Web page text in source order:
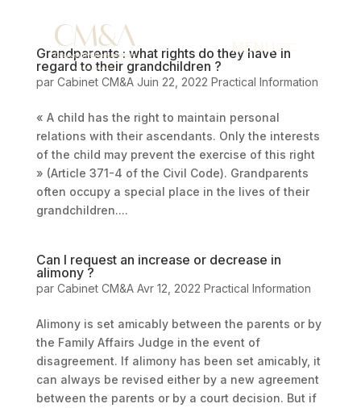
MENU
Grandparents : what rights do they have in
regard to their grandchildren ?
par Cabinet CM&A Juin 22, 2022 Practical Information
« A child has the right to maintain personal
relations with their ascendants. Only the interests
of the child may prevent the exercise of this right
» (Article 371-4 of the Civil Code). Grandparents
often occupy a special place in the lives of their
grandchildren....
Can I request an increase or decrease in
alimony ?
par Cabinet CM&A Avr 12, 2022 Practical Information
Alimony is set amicably between the parents or by
the Family Affairs Judge in the event of
disagreement. If alimony has been set amicably, it
can always be revised either by a new agreement
between the parents or by a court decision. But if